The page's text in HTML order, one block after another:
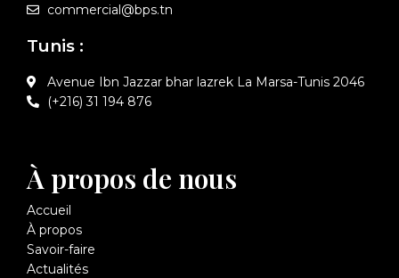
commercial@bps.tn
Tunis :
Avenue Ibn Jazzar bhar lazrek La Marsa-Tunis 2046
(+216) 31 194 876
À propos de nous
Accueil
À propos
Savoir-faire
Actualités